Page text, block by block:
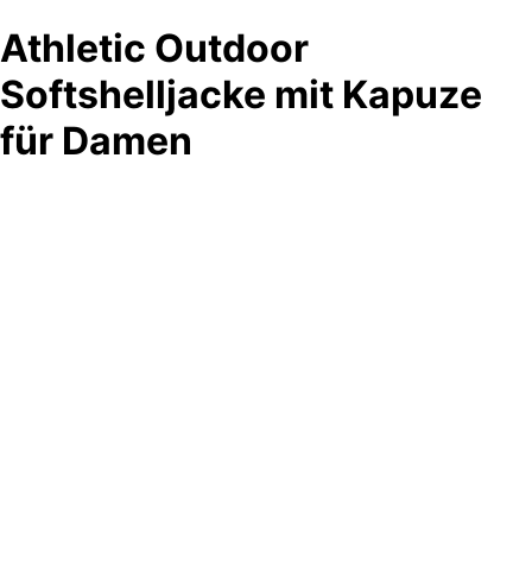
Athletic Outdoor
Softshelljacke mit Kapuze
für Damen